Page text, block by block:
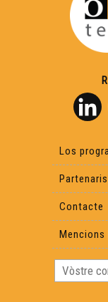
La
Lo
Los
Partenaris
Contacte
Mencions